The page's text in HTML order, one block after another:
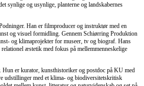
synlige og usynlige, planterne og landskabernes
Han er filmproducer og instruktør med en
og visuel formidling. Gennem Schiørring Produktion
og klimaprojekter for museer, tv og biograf. Hans
æstetik med fokus på mellemmenneskelige
er kurator, kunsthistoriker og postdoc på KU med
udstillinger med et klima- og biodiversitetskritisk